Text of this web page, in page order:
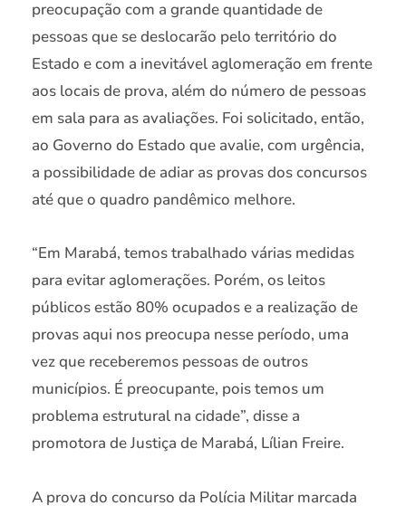
preocupação com a grande quantidade de
pessoas que se deslocarão pelo território do
Estado e com a inevitável aglomeração em frente
aos locais de prova, além do número de pessoas
em sala para as avaliações. Foi solicitado, então,
ao Governo do Estado que avalie, com urgência,
a possibilidade de adiar as provas dos concursos
até que o quadro pandêmico melhore.
“Em Marabá, temos trabalhado várias medidas
para evitar aglomerações. Porém, os leitos
públicos estão 80% ocupados e a realização de
provas aqui nos preocupa nesse período, uma
vez que receberemos pessoas de outros
municípios. É preocupante, pois temos um
problema estrutural na cidade”, disse a
promotora de Justiça de Marabá, Lílian Freire.
A prova do concurso da Polícia Militar marcada